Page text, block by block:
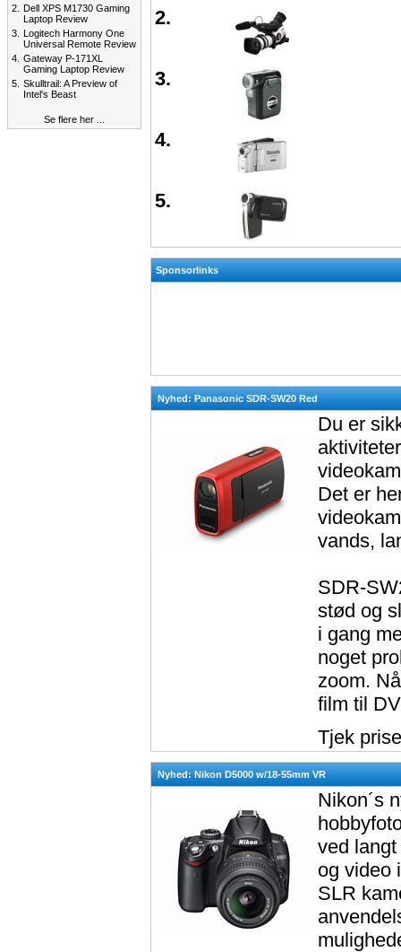
2. Dell XPS M1730 Gaming
Laptop Review
3. Logitech Harmony One
Universal Remote Review
4. Gateway P-171XL
Gaming Laptop Review
5. Skulltrail: A Preview of
Intel's Beast
Se flere her ...
2.
3.
4.
5.
Sponsorlinks
Nyhed: Panasonic SDR-SW20 Red
Du er
Det er
vands,
SDR-
stød og
i gang
noget
zoom.
film til
Tjek
Nyhed: Nikon D5000 w/18-55mm VR
Nikon´s
ved
og video
SLR